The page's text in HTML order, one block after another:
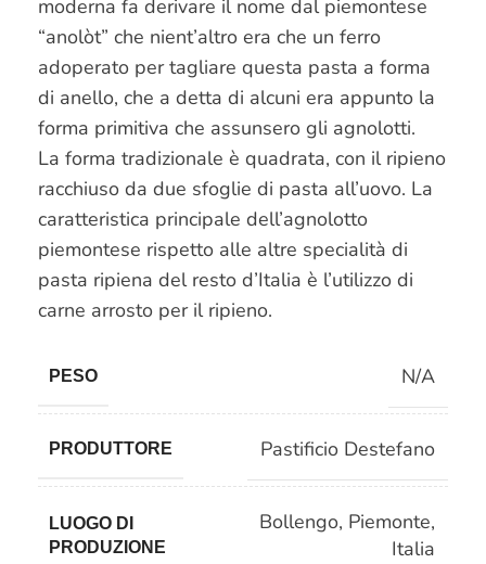
moderna fa derivare il nome dal piemontese
“anolòt” che nient’altro era che un ferro
adoperato per tagliare questa pasta a forma
di anello, che a detta di alcuni era appunto la
forma primitiva che assunsero gli agnolotti.
La forma tradizionale è quadrata, con il ripieno
racchiuso da due sfoglie di pasta all’uovo. La
caratteristica principale dell’agnolotto
piemontese rispetto alle altre specialità di
pasta ripiena del resto d’Italia è l’utilizzo di
carne arrosto per il ripieno.
PESO N/A
PRODUTTORE Pastificio Destefano
LUOGO DI
PRODUZIONE
Bollengo, Piemonte,
Italia